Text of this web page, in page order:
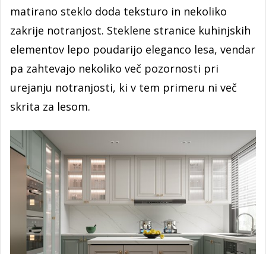
matirano steklo doda teksturo in nekoliko
zakrije notranjost. Steklene stranice kuhinjskih
elementov lepo poudarijo eleganco lesa, vendar
pa zahtevajo nekoliko več pozornosti pri
urejanju notranjosti, ki v tem primeru ni več
skrita za lesom.